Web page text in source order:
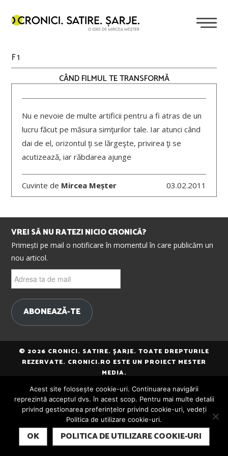
F1
CÂND FILMUL TE TRANSFORMĂ
Nu e nevoie de multe artificii pentru a fi atras de un
lucru făcut pe măsura simţurilor tale. Iar atunci când
dai de el, orizontul ţi se lărgeşte, privirea ţi se
acutizează, iar răbdarea ajunge
Cuvinte de Mircea Meșter 03.02.2011
VREI SĂ NU RATEZI NICIO CRONICĂ?
Primești pe mail o notificare în momentul în care publicăm un
nou articol.
ta
mail
ABONEAZĂ-TE
© 2026 CRONICI. SATIRE. ȘARJE. TOATE DREPTURILE
REZERVATE. CRONICI.RO ESTE UN PROIECT MESTER
MEDIA.
SUBSCRIBE
Acest site folosește cookie-uri. Continuarea navigării
reprezintă acceptul dvs. în acest scop. Pentru mai multe detalii
privind gestionarea preferințelor privind cookie-uri, vedeți
Politica de utilizare cookie-uri.
OK POLITICA DE UTILIZARE COOKIE-URI